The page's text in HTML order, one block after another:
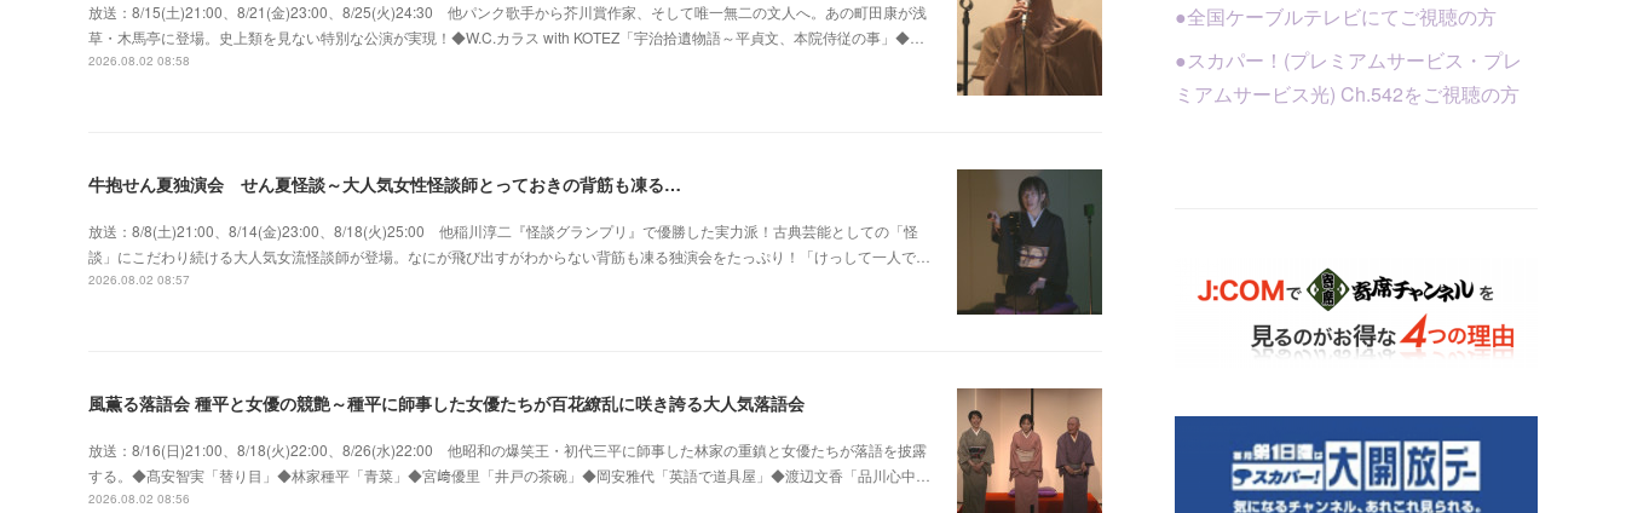
放送：8/15(土)21:00、8/21(金)23:00、8/25(火)24:30 他パンク歌手から芥川賞作家、そして唯一無二の文人へ。あの町田康が浅
草・木馬亭に登場。史上類を見ない特別な公演が実現！◆W.C.カラス with KOTEZ「宇治拾遺物語～平貞文、本院侍従の事」◆…
2026.08.02 08:58
牛抱せん夏独演会 せん夏怪談～大人気女性怪談師とっておきの背筋も凍る…
放送：8/8(土)21:00、8/14(金)23:00、8/18(火)25:00 他稲川淳二『怪談グランプリ』で優勝した実力派！古典芸能としての「怪
談」にこだわり続ける大人気女流怪談師が登場。なにが飛び出すがわからない背筋も凍る独演会をたっぷり！「けっして一人で…
2026.08.02 08:57
風薫る落語会 種平と女優の競艶～種平に師事した女優たちが百花繚乱に咲き誇る大人気落語会
放送：8/16(日)21:00、8/18(火)22:00、8/26(水)22:00 他昭和の爆笑王・初代三平に師事した林家の重鎮と女優たちが落語を披露
する。◆髙安智実「替り目」◆林家種平「青菜」◆宮﨑優里「井戸の茶碗」◆岡安雅代「英語で道具屋」◆渡辺文香「品川心中…
2026.08.02 08:56
●全国ケーブルテレビにてご視聴の方
●スカパー！(プレミアムサービス・プレ
ミアムサービス光) Ch.542をご視聴の方